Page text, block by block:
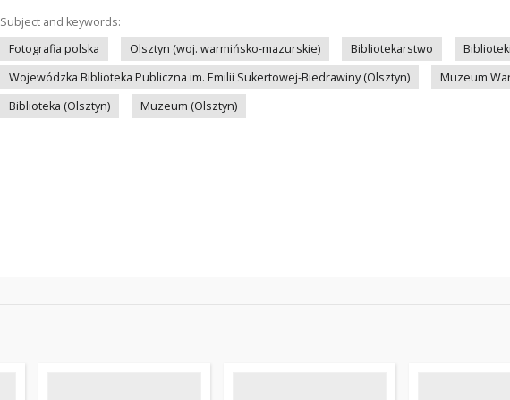
Subject and keywords:
Fotografia polska
Olsztyn (woj. warmińsko-mazurskie) Bibliotekarstwo
Wojewódzka Biblioteka Publiczna im. Emilii Sukertowej-Biedrawiny (Olsztyn)
Muzeum
Biblioteka (Olsztyn)
Muzeum (Olsztyn)